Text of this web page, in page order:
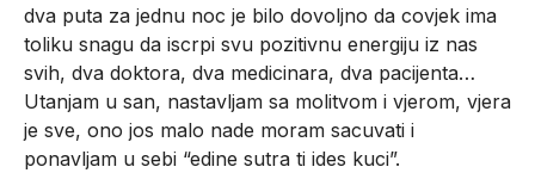
dva puta za jednu noc je bilo dovoljno da covjek ima
toliku snagu da iscrpi svu pozitivnu energiju iz nas
svih, dva doktora, dva medicinara, dva pacijenta…
Utanjam u san, nastavljam sa molitvom i vjerom, vjera
je sve, ono jos malo nade moram sacuvati i
ponavljam u sebi “edine sutra ti ides kuci”.